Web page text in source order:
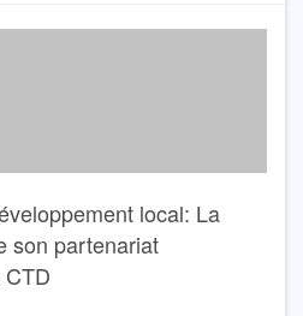
local: La
son partenariat